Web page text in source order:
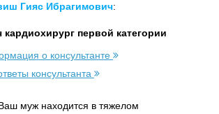
Гияс Ибрагимович:
кардиохирург первой категории
о консультанте
консультанта
муж находится в тяжелом